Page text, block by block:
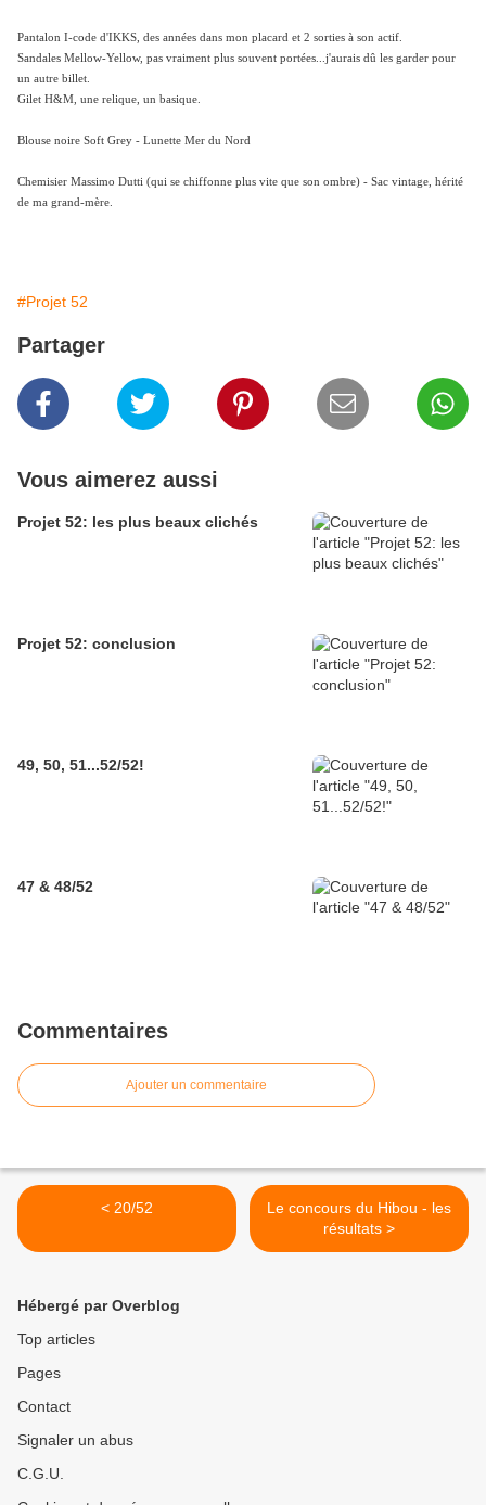
Pantalon I-code d'IKKS, des années dans mon placard et 2 sorties à son actif.
Sandales Mellow-Yellow, pas vraiment plus souvent portées...j'aurais dû les garder pour
un autre billet.
Gilet H&M, une relique, un basique.
Blouse noire Soft Grey - Lunette Mer du Nord
Chemisier Massimo Dutti (qui se chiffonne plus vite que son ombre) - Sac vintage, hérité
de ma grand-mère.
#Projet 52
Partager
Vous aimerez aussi
Projet 52: les plus beaux clichés
Projet 52: conclusion
49, 50, 51...52/52!
47 & 48/52
Commentaires
Ajouter un commentaire
< 20/52
Le concours du Hibou - les
résultats >
Hébergé par Overblog
Top articles
Pages
Contact
Signaler un abus
C.G.U.